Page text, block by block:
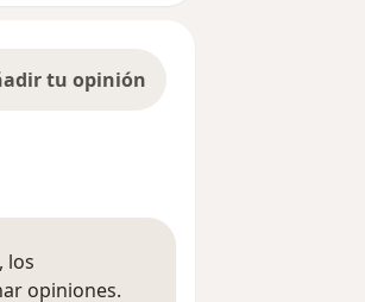
tu opinión
los
opiniones.